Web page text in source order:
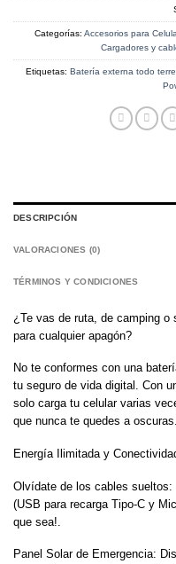
Categorías: Accesorios para
Cargadores y
Etiquetas: Batería externa todo
DESCRIPCIÓN
VALORACIONES (0)
TÉRMINOS Y CONDICIONES
¿Te vas de ruta, de camping o
para cualquier apagón?
No te conformes con una
tu seguro de vida digital. Con
solo carga tu celular varias
que nunca te quedes a oscuras.
Energía Ilimitada y
Olvídate de los cables
(USB para recarga Tipo-C y
que sea!.
Panel Solar de Emergencia: